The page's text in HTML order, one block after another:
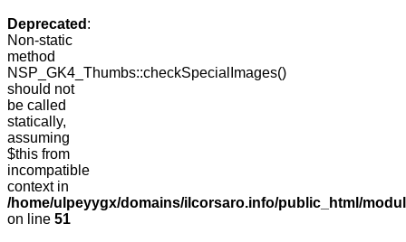
Deprecated :
Non-static
method
NSP_GK4_Thumbs::checkSpecialImages()
should not
be called
statically,
assuming
$this from
incompatible
context in
/home/ulpeyygx/domains/ilcorsaro.info/public_html/
on line 51